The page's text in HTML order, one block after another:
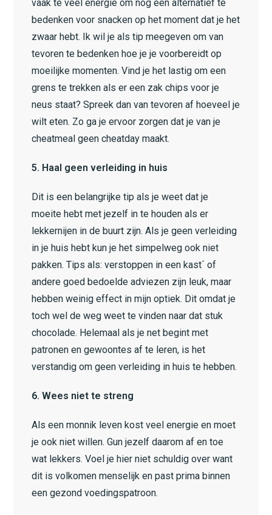
vaak te veel energie om nog een alternatief te
bedenken voor snacken op het moment dat je het
zwaar hebt. Ik wil je als tip meegeven om van
tevoren te bedenken hoe je je voorbereidt op
moeilijke momenten. Vind je het lastig om een
grens te trekken als er een zak chips voor je
neus staat? Spreek dan van tevoren af hoeveel je
wilt eten. Zo ga je ervoor zorgen dat je van je
cheatmeal geen cheatday maakt.
5. Haal geen verleiding in huis
Dit is een belangrijke tip als je weet dat je
moeite hebt met jezelf in te houden als er
lekkernijen in de buurt zijn. Als je geen verleiding
in je huis hebt kun je het simpelweg ook niet
pakken. Tips als: verstoppen in een kast´ of
andere goed bedoelde adviezen zijn leuk, maar
hebben weinig effect in mijn optiek. Dit omdat je
toch wel de weg weet te vinden naar dat stuk
chocolade. Helemaal als je net begint met
patronen en gewoontes af te leren, is het
verstandig om geen verleiding in huis te hebben.
6. Wees niet te streng
Als een monnik leven kost veel energie en moet
je ook niet willen. Gun jezelf daarom af en toe
wat lekkers. Voel je hier niet schuldig over want
dit is volkomen menselijk en past prima binnen
een gezond voedingspatroon.